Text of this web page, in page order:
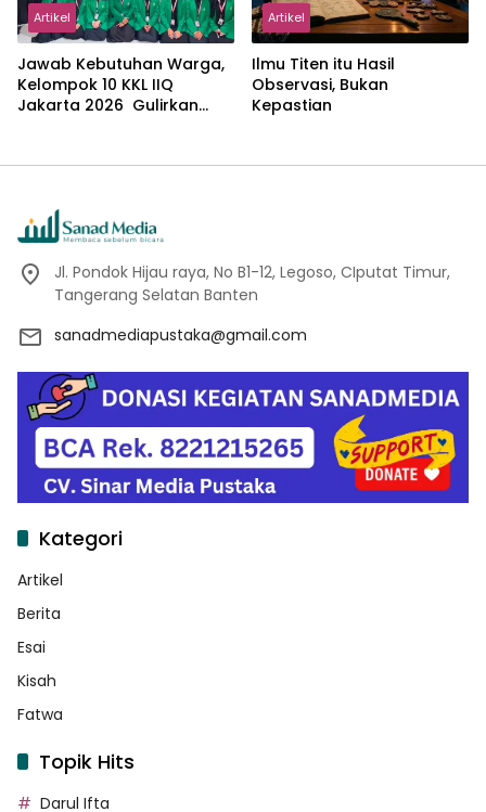
Artikel
Jawab Kebutuhan Warga,
Kelompok 10 KKL IIQ
Jakarta 2026 Gulirkan
Artikel
Ilmu Titen itu Hasil
Observasi, Bukan
Kepastian
Jl. Pondok Hijau raya, No B1-12, Legoso, CIputat Timur,
Tangerang Selatan Banten
sanadmediapustaka@gmail.com
Kategori
Artikel
Berita
Esai
Kisah
Fatwa
Topik Hits
Darul Ifta